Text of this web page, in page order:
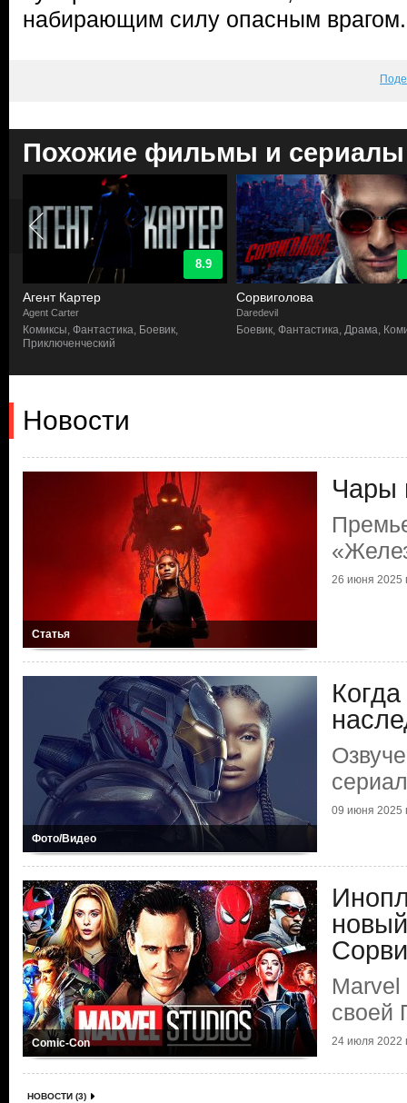
набирающим силу опасным врагом.
Похожие фильмы и сериалы
8.9
Агент Картер
Agent Carter
Комиксы, Фантастика, Боевик,
Приключенческий
Сорвиголова
Daredevil
Боевик, Фантастика, Драма,
Новости
Статья
Чары
26 июня 2025
Фото/Видео
09 июня 2025
Comic-Con
своей
24 июля 2022
НОВОСТИ (3)